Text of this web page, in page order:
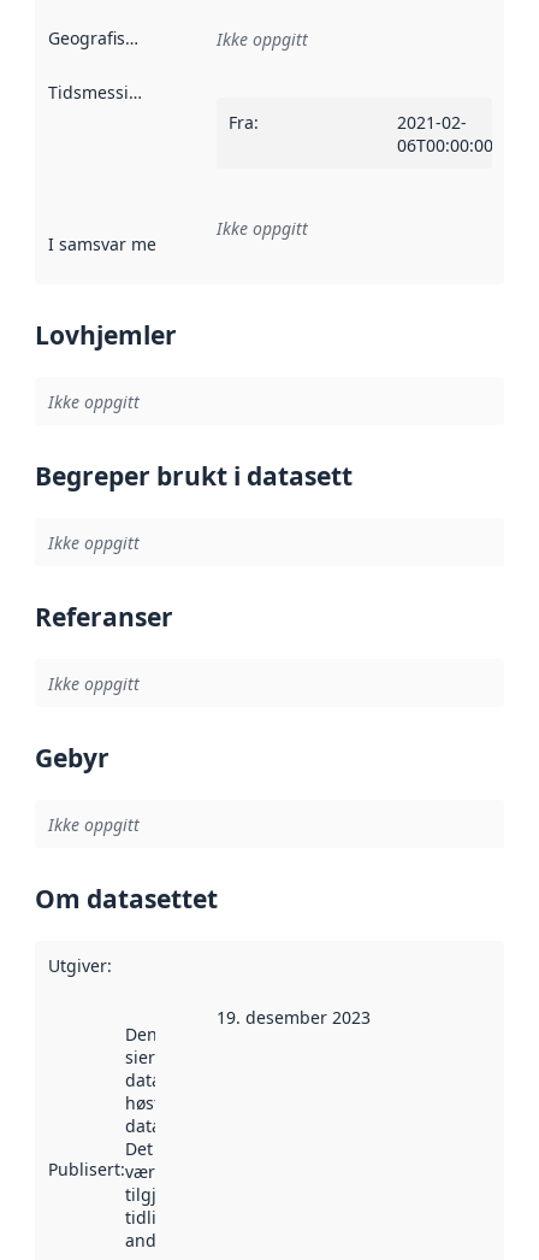
Geografisk avgrensning :
Ikke oppgitt
Tidsmessig avgrensning
Fra:
2021-02-
06T00:00:00Z
I samsvar med Referanse til en implementasjonsregel
Ikke oppgitt
Lovhjemler
Ikke oppgitt
Begreper brukt i datasett
Ikke oppgitt
Referanser
Ikke oppgitt
Gebyr
Ikke oppgitt
Om datasettet
Utgiver:
Publisert:
Denne datoen
sier når
datasettet ble
høstet av
data.norge.no.
Det kan ha
vært
tilgjengelig
tidligere
andre steder.
19. desember 2023